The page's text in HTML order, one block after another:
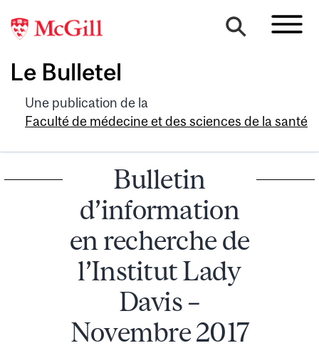
Le Bulletel
Une publication de la
Faculté de médecine et des sciences de la santé
Bulletin
d’information
en recherche de
l’Institut Lady
Davis –
Novembre 2017